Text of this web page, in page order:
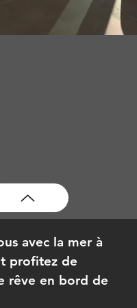
avec la mer à
profitez de
rêve en bord de